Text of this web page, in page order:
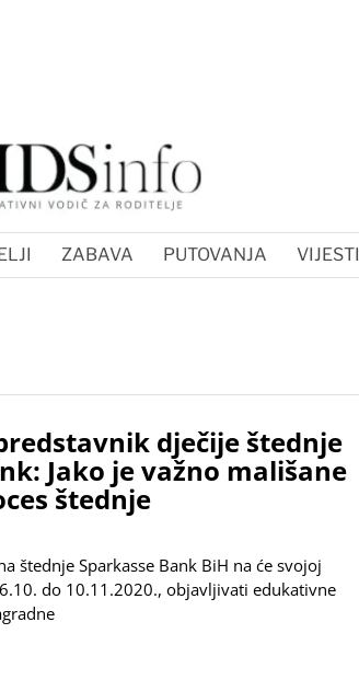
ZABAVA PUTOVANJA VIJESTI
dječije štednje
Jako je važno mališane
štednje
štednje Sparkasse Bank BiH na će svojoj
do 10.11.2020., objavljivati edukativne